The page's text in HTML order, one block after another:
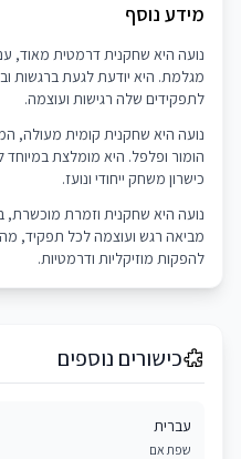
מידע נוסף
נועה היא שחקנית דרמטית מאוד,
מגלמת. היא יודעת לגעת ברגשות
לתפקידים שלה רגישות ועוצמה.
נועה היא שחקנית קומית מעולה,
הומור ופלפל. היא מומלצת במיוחד
כישרון משחק ייחודי ונועז.
נועה היא שחקנית וזמרת
מביאה רגש ועוצמה לכל תפקיד,
להפקות מוזיקליות ודרמטיות.
כישורים נוספים
עברית
שפת אם